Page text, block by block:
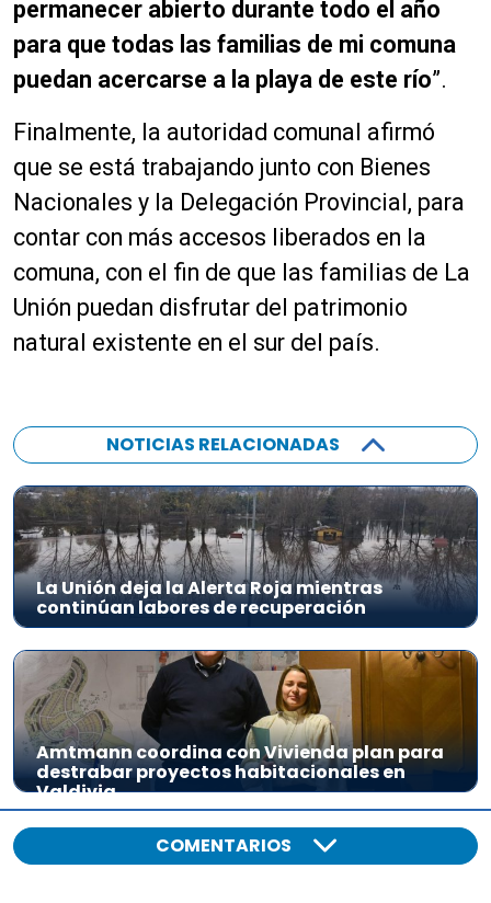
permanecer abierto durante todo el año
para que todas las familias de mi comuna
puedan acercarse a la playa de este río”.
Finalmente, la autoridad comunal afirmó
que se está trabajando junto con Bienes
Nacionales y la Delegación Provincial, para
contar con más accesos liberados en la
comuna, con el fin de que las familias de La
Unión puedan disfrutar del patrimonio
natural existente en el sur del país.
NOTICIAS RELACIONADAS
La Unión deja la Alerta Roja mientras
continúan labores de recuperación
Amtmann coordina con Vivienda plan para
destrabar proyectos habitacionales en
Valdivia
COMENTARIOS